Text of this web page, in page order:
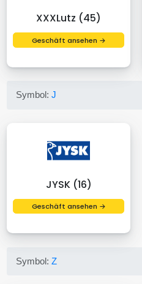
XXXLutz (45)
Geschäft ansehen →
Symbol:J
JYSK (16)
Geschäft ansehen →
Symbol:Z